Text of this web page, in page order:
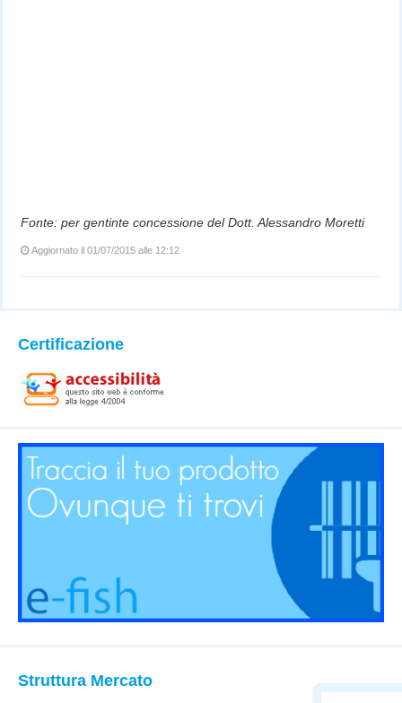
Fonte: per gentinte concessione del Dott. Alessandro Moretti
Aggiornato il 01/07/2015 alle 12:12
Certificazione
Struttura Mercato